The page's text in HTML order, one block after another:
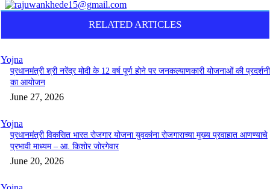
RELATED ARTICLES
Yojna
प्रधानमंत्री श्री नरेंद्र मोदी के 12 वर्ष पूर्ण होने पर जनकल्याणकारी योजनाओं की प्रदर्शनी
का आयोजन
June 27, 2026
Yojna
प्रधानमंत्री विकसित भारत रोजगार योजना युवकांना रोजगाराच्या मुख्य प्रवाहात आणण्याचे
प्रभावी माध्यम – आ. किशोर जोरगेवार
June 20, 2026